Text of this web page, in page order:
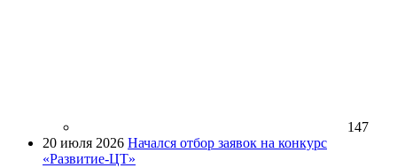
147
20 июля 2026 Начался отбор заявок на конкурс
«Развитие-ЦТ»